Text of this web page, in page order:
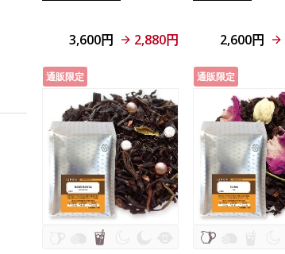
3,600円 2,880円 2,600円
通販限定 通販限定